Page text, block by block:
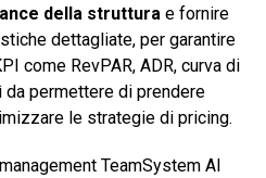
della struttura e fornire
dettagliate, per garantire
come RevPAR, ADR, curva di
permettere di prendere
le strategie di pricing.
TeamSystem AI